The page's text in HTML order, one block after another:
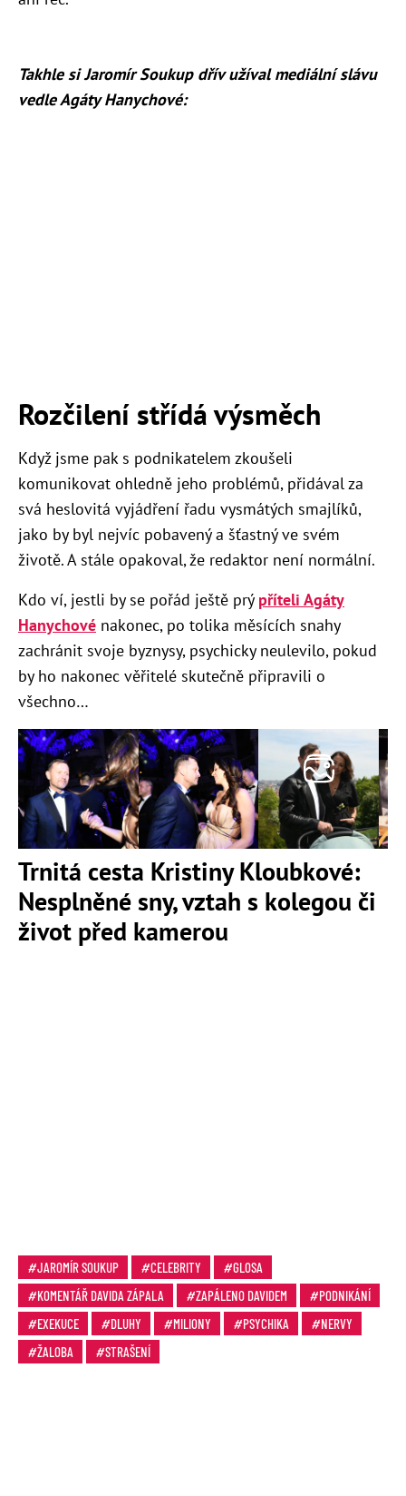
Takhle si Jaromír Soukup dřív užíval mediální slávu
vedle Agáty Hanychové:
Rozčilení střídá výsměch
Když jsme pak s podnikatelem zkoušeli
komunikovat ohledně jeho problémů, přidával za
svá heslovitá vyjádření řadu vysmátých smajlíků,
jako by byl nejvíc pobavený a šťastný ve svém
životě. A stále opakoval, že redaktor není normální.
Kdo ví, jestli by se pořád ještě prý příteli Agáty
Hanychové nakonec, po tolika měsících snahy
zachránit svoje byznysy, psychicky neulevilo, pokud
by ho nakonec věřitelé skutečně připravili o
všechno…
Trnitá cesta Kristiny Kloubkové:
Nesplněné sny, vztah s kolegou či
život před kamerou
JAROMÍR SOUKUP CELEBRITY
GLOSA
KOMENTÁŘ DAVIDA ZÁPALA
ZAPÁLENO DAVIDEM
PODNIKÁNÍ
EXEKUCE
DLUHY MILIONY PSYCHIKA
NERVY
ŽALOBA
STRAŠENÍ